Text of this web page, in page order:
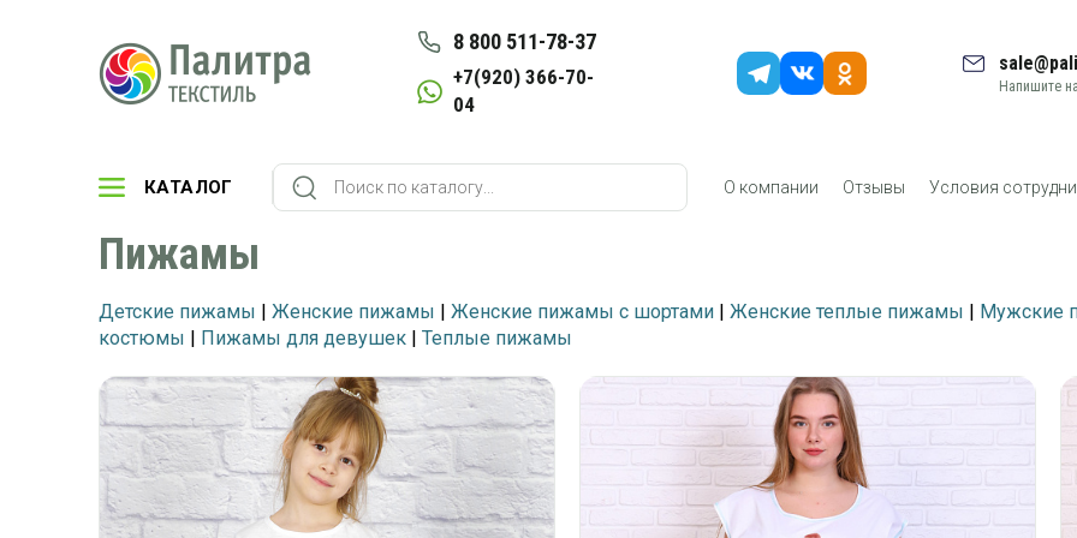
8 800 511-78-37
+7(920) 366-70-
04
Напишите
КАТАЛОГ О компании Отзывы Условия
Пижамы
Детские пижамы | Женские пижамы | Женские пижамы с шортами | Женские теплые пижамы | Мужские
костюмы | Пижамы для девушек | Теплые пижамы